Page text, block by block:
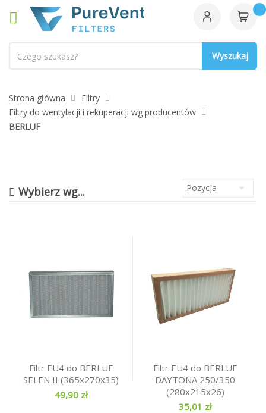
Strona główna
Filtry
Filtry do wentylacji i rekuperacji wg producentów
BERLUF
Filtr EU4 do BERLUF
SELEN II (365x270x35)
49,90 zł
Filtr EU4 do BERLUF
DAYTONA 250/350
(280x215x26)
35,01 zł
Wybierz wg...